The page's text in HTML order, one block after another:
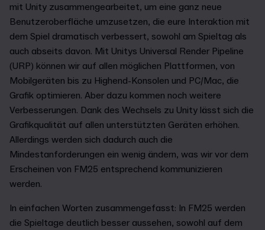
mit Unity zusammengearbeitet, um eine ganz neue
Benutzeroberfläche umzusetzen, die eure Interaktion mit
dem Spiel dramatisch verbessert, sowohl am Spieltag als
auch abseits davon. Mit Unitys Universal Render Pipeline
(URP) können wir auf allen möglichen Plattformen, von
Mobilgeräten bis zu Highend-Konsolen und PC/Mac, die
Grafik optimieren. Aber dazu kommen noch weitere
Verbesserungen. Dank des Wechsels zu Unity lässt sich die
Grafikqualität auf allen unterstützten Geräten erhöhen.
Allerdings werden sich dadurch auch die
Mindestanforderungen ein wenig ändern, was wir vor dem
Erscheinen von FM25 entsprechend kommunizieren
werden.
In einfachen Worten zusammengefasst: In FM25 werden
die Spieltage deutlich besser aussehen, sowohl auf dem